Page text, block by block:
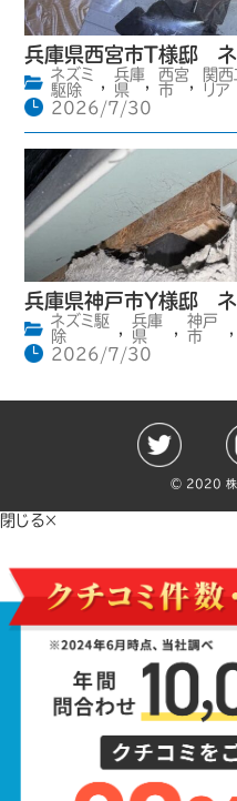
兵庫県西宮市T様邸 ネ
ネズミ
駆除
,
兵庫
県
,
西宮
市
,
関西
リア
2026/7/30
兵庫県神戸市Y様邸 ネ
ネズミ駆
除
,
兵庫
県
,
神戸
市
,
2026/7/30
©️ 2020 株
閉じる×